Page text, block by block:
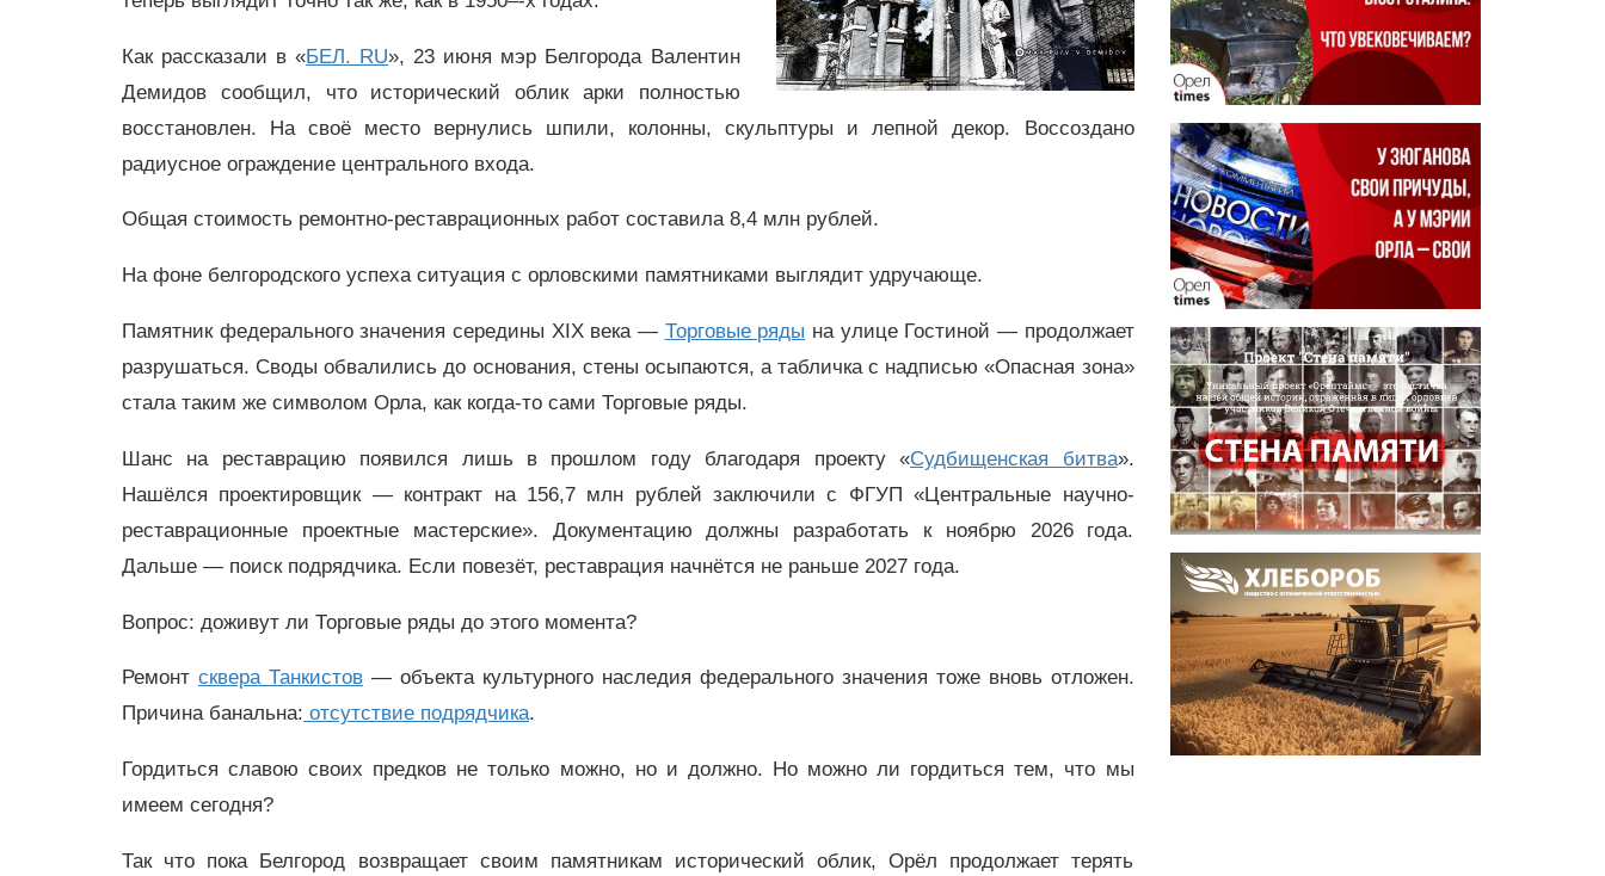
Как рассказали в «БЕЛ. RU», 23 июня мэр Белгорода Валентин
Демидов сообщил, что исторический облик арки полностью
восстановлен. На своё место вернулись шпили, колонны, скульптуры и лепной декор. Воссоздано
радиусное ограждение центрального входа.
Общая стоимость ремонтно-реставрационных работ составила 8,4 млн рублей.
На фоне белгородского успеха ситуация с орловскими памятниками выглядит удручающе.
Памятник федерального значения середины XIX века — Торговые ряды на улице Гостиной — продолжает
разрушаться. Своды обвалились до основания, стены осыпаются, а табличка с надписью «Опасная зона»
стала таким же символом Орла, как когда-то сами Торговые ряды.
Шанс на реставрацию появился лишь в прошлом году благодаря проекту «Судбищенская битва».
Нашёлся проектировщик — контракт на 156,7 млн рублей заключили с ФГУП «Центральные научно-
реставрационные проектные мастерские». Документацию должны разработать к ноябрю 2026 года.
Дальше — поиск подрядчика. Если повезёт, реставрация начнётся не раньше 2027 года.
Вопрос: доживут ли Торговые ряды до этого момента?
Ремонт сквера Танкистов— объекта культурного наследия федерального значения тоже вновь отложен.
Причина банальна: отсутствие подрядчика.
Гордиться славою своих предков не только можно, но и должно. Но можно ли гордиться тем, что мы
имеем сегодня?
Так что пока Белгород возвращает своим памятникам исторический облик, Орёл продолжает терять